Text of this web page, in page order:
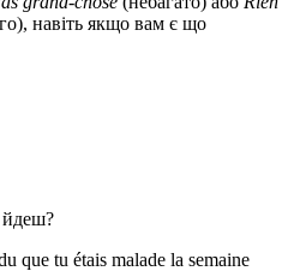
навіть якщо вам є що
que tu étais malade la semaine